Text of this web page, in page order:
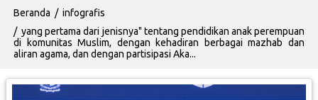
Breadcrumb
Beranda
infografis
yang pertama dari jenisnya" tentang pendidikan anak perempuan
di komunitas Muslim, dengan kehadiran berbagai mazhab dan
aliran agama, dan dengan partisipasi Aka...